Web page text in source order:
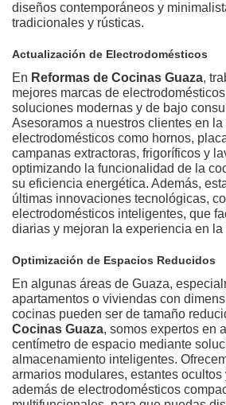
diseños contemporáneos y
tradicionales y rústicas.
Actualización de Electrodomésticos
En Reformas de Cocinas Guaza,
mejores marcas de
soluciones modernas y de bajo
Asesoramos a nuestros clientes en
electrodomésticos como hornos,
campanas extractoras, frigoríficos y
optimizando la funcionalidad de la
su eficiencia energética. Además,
últimas innovaciones tecnológicas,
electrodomésticos inteligentes, que
diarias y mejoran la experiencia en la
Optimización de Espacios Reducidos
En algunas áreas de Guaza,
apartamentos o viviendas con
cocinas pueden ser de tamaño
Cocinas Guaza, somos expertos en
centímetro de espacio mediante
almacenamiento inteligentes.
armarios modulares, estantes
además de electrodomésticos